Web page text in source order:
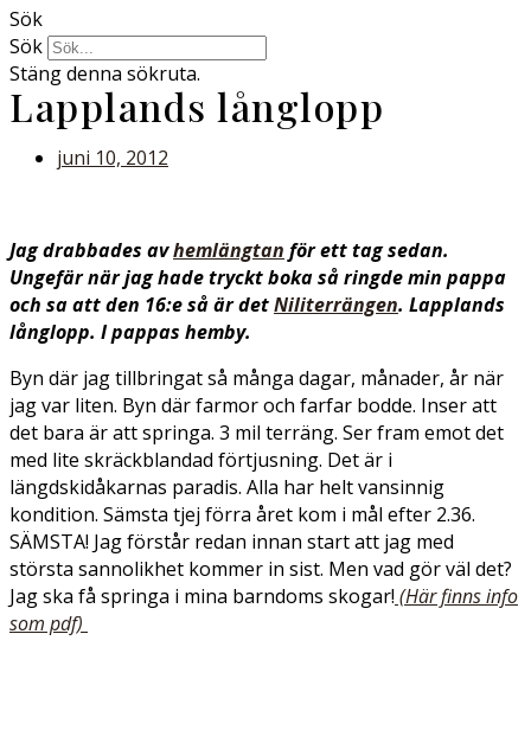
Sök
Sök
Stäng denna sökruta.
Lapplands långlopp
juni 10, 2012
Jag drabbades avhemlängtan för ett tag sedan.
Ungefär när jag hade tryckt boka så ringde min pappa
och sa att den 16:e så är detNiliterrängen. Lapplands
långlopp. I pappas hemby.
Byn där jag tillbringat så många dagar, månader, år när
jag var liten. Byn där farmor och farfar bodde. Inser att
det bara är att springa. 3 mil terräng. Ser fram emot det
med lite skräckblandad förtjusning. Det är i
längdskidåkarnas paradis. Alla har helt vansinnig
kondition. Sämsta tjej förra året kom i mål efter 2.36.
SÄMSTA! Jag förstår redan innan start att jag med
största sannolikhet kommer in sist. Men vad gör väl det?
Jag ska få springa i mina barndoms skogar! (Här finns info
som pdf)